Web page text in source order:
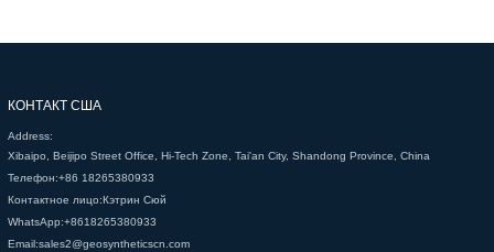
КОНТАКТ США
Address:
Xibaipo, Beijipo Street Office, Hi-Tech Zone, Tai'an City, Shandong Province, China
Телефон:+86 18265380933
Контактное лицо:Кэтрин Сюй
WhatsApp:+8618265380933
Email:sales2@geosyntheticscn.com